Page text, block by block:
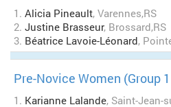
1. Alicia Pineault, Varennes,RS
2. Justine Brasseur, Brossard,RS
3. Béatrice Lavoie-Léonard,
Pre-Novice Women (Group
1. Karianne Lalande, Saint-Jean-